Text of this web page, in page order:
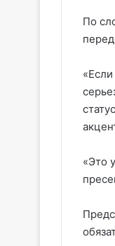
По
«Это